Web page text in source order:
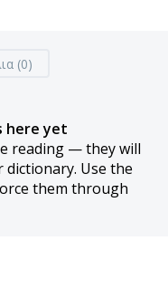
(0)
here yet
reading — they will
dictionary. Use the
them through